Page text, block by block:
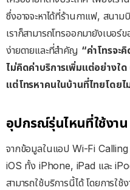
ซึ่งอาจจะหาได้ที่ร้านกาแฟ, สนา
เราก็สามารถโทรออกมายังเบอร์
ง่ายดายและที่สำคัญ “ค่าโทรจะ
ไม่คิดค่าบริการเพิ่มแต่อย่างใ
แต่โทรหาคนในบ้านที่ไทยโดยไ
อุปกรณ์รุ่นไหนที่ใช้งา
จากข้อมูลในแอป Wi-Fi
iOS ทั้ง iPhone, iPad และ
สามารถใช้บริการนี้ได้ โดยการใ